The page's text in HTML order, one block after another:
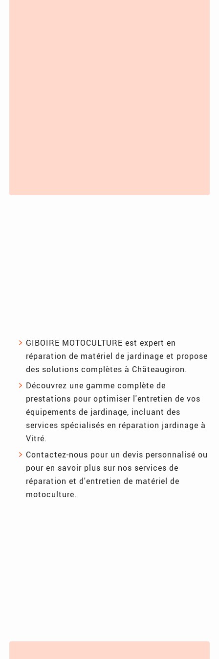
GIBOIRE MOTOCULTURE est expert en
réparation de matériel de jardinage et propose
des solutions complètes à Châteaugiron.
Découvrez une gamme complète de
prestations pour optimiser l'entretien de vos
équipements de jardinage, incluant des
services spécialisés en réparation jardinage à
Vitré.
Contactez-nous pour un devis personnalisé ou
pour en savoir plus sur nos services de
réparation et d'entretien de matériel de
motoculture.